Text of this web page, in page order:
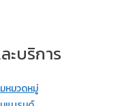
บริการ
หมวดหมู่